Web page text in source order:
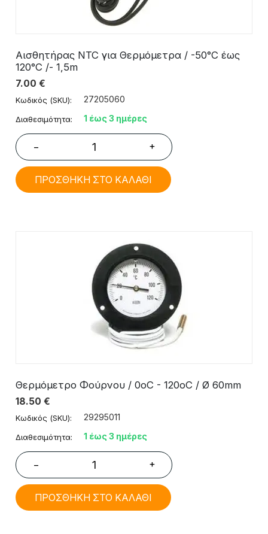
Αισθητήρας NTC για Θερμόμετρα / -50°C έως
120°C /- 1,5m
7.00 €
Κωδικός (SKU): 27205060
Διαθεσιμότητα: 1 έως 3 ημέρες
− +
ΠΡΟΣΘΗΚΗ ΣΤΟ ΚΑΛΑΘΙ
Θερμόμετρο Φούρνου / 0οC - 120οC / Ø 60mm
18.50 €
Κωδικός (SKU): 29295011
Διαθεσιμότητα: 1 έως 3 ημέρες
− +
ΠΡΟΣΘΗΚΗ ΣΤΟ ΚΑΛΑΘΙ